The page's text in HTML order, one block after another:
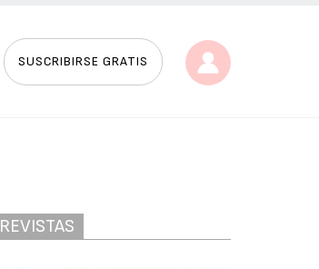
SUSCRIBIRSE GRATIS
REVISTAS